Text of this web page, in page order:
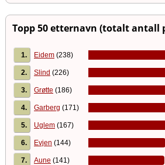
Topp 50 etternavn (totalt antall
1. Eidem (238)
2. Slind (226)
3. Grøtte (186)
4. Garberg (171)
5. Uglem (167)
6. Evjen (144)
7. Aune (141)